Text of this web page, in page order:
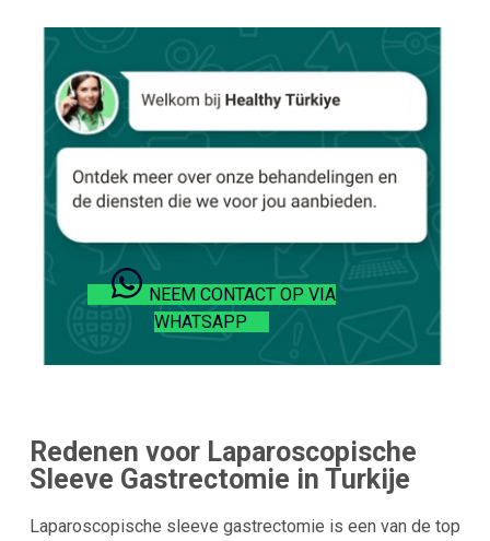
NEEM CONTACT OP VIA
WHATSAPP
Redenen voor Laparoscopische
Sleeve Gastrectomie in Turkije
Laparoscopische sleeve gastrectomie is een van de top